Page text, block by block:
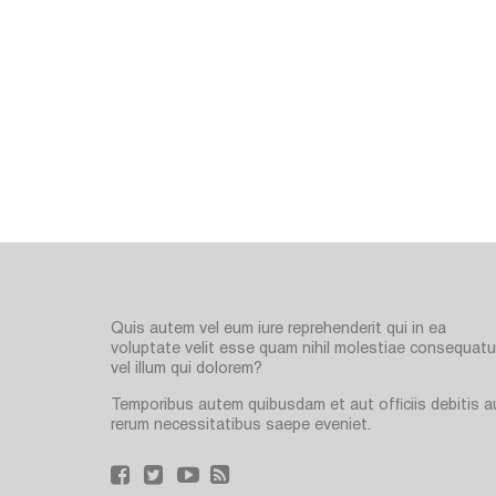
Quis autem vel eum iure reprehenderit qui in ea
voluptate velit esse quam nihil molestiae
vel illum qui dolorem?
Temporibus autem quibusdam et aut officiis debitis
rerum necessitatibus saepe eveniet.